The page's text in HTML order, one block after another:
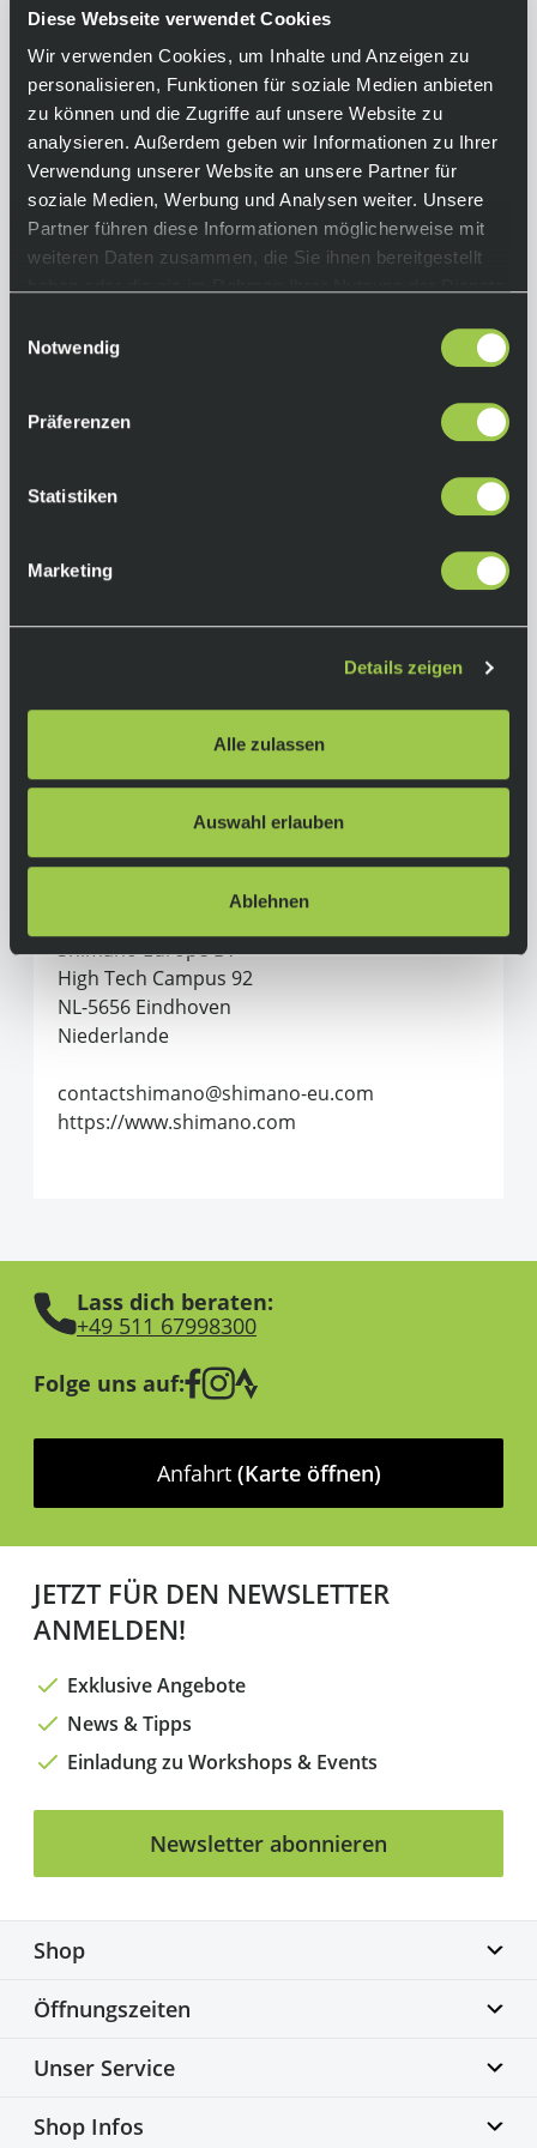
Diese Webseite verwendet Cookies
Wir verwenden Cookies, um Inhalte und Anzeigen zu
personalisieren, Funktionen für soziale Medien anbieten
zu können und die Zugriffe auf unsere Website zu
analysieren. Außerdem geben wir Informationen zu Ihrer
Verwendung unserer Website an unsere Partner für
soziale Medien, Werbung und Analysen weiter. Unsere
Partner führen diese Informationen möglicherweise mit
weiteren Daten zusammen, die Sie ihnen bereitgestellt
Notwendig
Präferenzen
Statistiken
Marketing
Details zeigen
Alle zulassen
Auswahl erlauben
Ablehnen
Spline Freilaufkörper und das Hyperglide
Zahnprofil. Wähle zwischen 10-45Z oder 10-
Equipment
Funktionen:
• 12-fach Kassette
• Beam Spider Konstruktion
Kompatible
10-45: 10-12-14-16-18-21-24-28-32-36-40-45Z
10-51: 10-12-14-16-18-21-24-28-33-39-45-51Z
Alle Produkte von Shimano
SHIMANO INC.
590-8577 Osaka
Japan
Shimano Europe BV
High Tech Campus 92
NL-5656 Eindhoven
Niederlande
contactshimano@shimano-eu.com
https://www.shimano.com
Lass dich beraten:
+49 511 67998300
Folge uns auf:
Anfahrt (Karte öffnen)
JETZT FÜR DEN NEWSLETTER
ANMELDEN!
Exklusive Angebote
News & Tipps
Einladung zu Workshops & Events
Newsletter abonnieren
Shop
Biketime GmbH
Alter Flughafen 7a
info@biketime.de
Öffnungszeiten
Dienstag – Freitag
Samstag
Unser Service
Fahrradwerkstatt
Shop Infos